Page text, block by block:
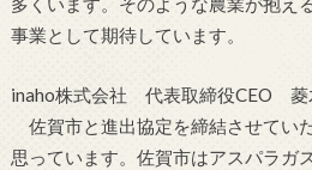
事業として期待しています。
inaho株式会社 代表取締役CEO
佐賀市と進出協定を締結させてい
思っています。佐賀市はアスパラガ